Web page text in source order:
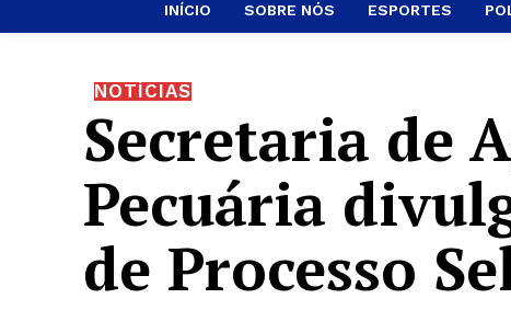
INÍCIO SOBRE NÓS ESPORTES
NOTÍCIAS
Secretaria de
Pecuária
de Processo